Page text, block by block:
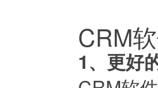
CRM
1、更好